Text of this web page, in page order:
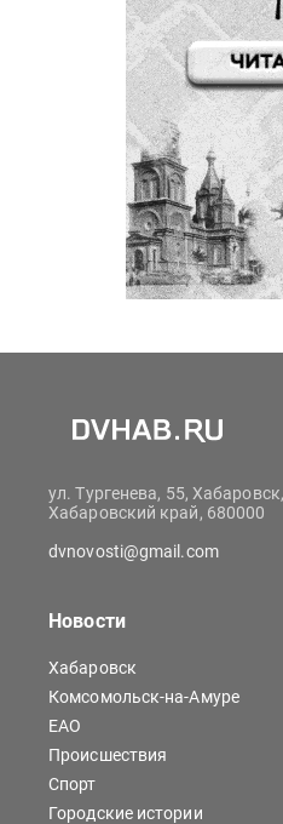
ул. Тургенева, 55, Хабаровск,
Хабаровский край, 680000
dvnovosti@gmail.com
Новости
Хабаровск
Комсомольск-на-Амуре
ЕАО
Происшествия
Спорт
Городские истории